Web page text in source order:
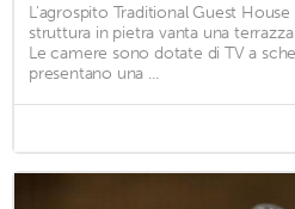
L'agrospito Traditional Guest
struttura in pietra vanta una
Le camere sono dotate di TV a
presentano una ...